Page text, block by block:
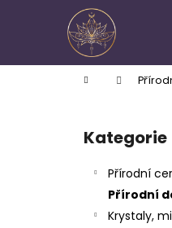
Domů
Přeskočit
kategorie
Kategorie
Přírodní
Přírodní
Krystaly,
í
Zpět
do
Zpět
do